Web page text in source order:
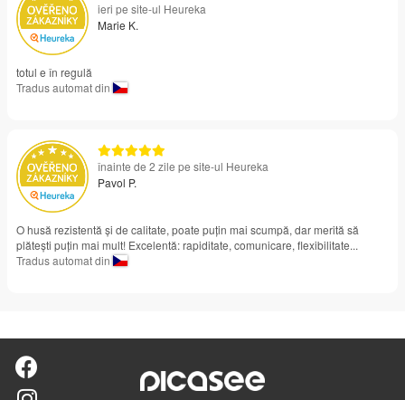
ieri pe site-ul Heureka
Marie K.
totul e în regulă
Tradus automat din
înainte de 2 zile pe site-ul Heureka
Pavol P.
O husă rezistentă și de calitate, poate puțin mai scumpă, dar merită să
plătești puțin mai mult! Excelentă: rapiditate, comunicare, flexibilitate...
Tradus automat din